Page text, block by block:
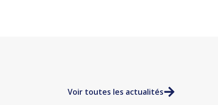
Voir toutes les actualités